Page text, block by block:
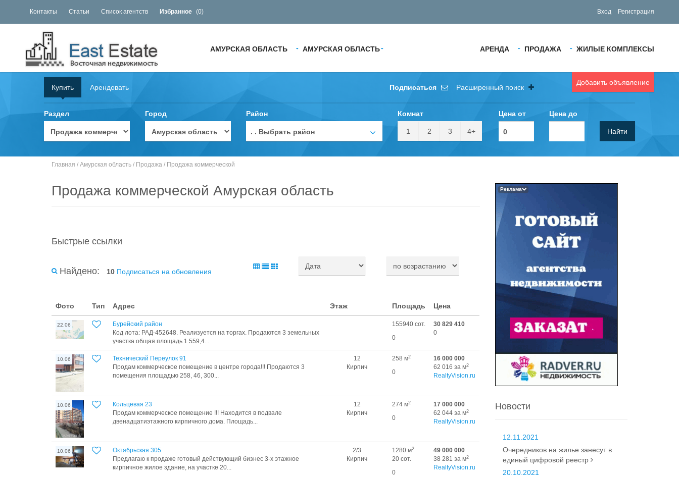
Контакты Статьи Список агентств Избранное (0) Вход Регистрация
АРЕНДА ПРОДАЖА ЖИЛЫЕ КОМПЛЕКСЫ
АМУРСКАЯ ОБЛАСТЬ АМУРСКАЯ ОБЛАСТЬ
Добавить объявление
Купить Арендовать Подписаться Расширенный поиск
Раздел Город Район
. . Выбрать район
Комнат
1 2 3 4+
Цена от Цена до
Найти
Главная / Амурская область / Продажа / Продажа коммерческой
Продажа коммерческой Амурская область
Быстрые ссылки
Найдено: 10 Подписаться на обновления
Фото Тип Адрес Этаж Площадь Цена
22.06
Бурейский район
Код лота: РАД-452648. Реализуется на торгах. Продаются 3 земельных
участка общая площадь 1 559,4...
155940 сот.
0
30 829 410
0
10.06
Технический Переулок 91
Продам коммерческое помещение в центре города!!! Продаются 3
помещения площадью 258, 46, 300...
12
Кирпич
258 м2
0
16 000 000
62 016 за м2
RealtyVision.ru
10.06
Кольцевая 23
Продам коммерческое помещение !!! Находится в подвале
двенадцатиэтажного кирпичного дома. Площадь...
12
Кирпич
274 м2
0
17 000 000
62 044 за м2
RealtyVision.ru
10.06
Октябрьская 305
Предлагаю к продаже готовый действующий бизнес 3-x этажное
кирпичное жилое здание, на участке 20...
2/3
Кирпич
1280 м2
20 сот.
0
49 000 000
38 281 за м2
RealtyVision.ru
Реклама
Новости
12.11.2021
Очередников на жилье занесут в
единый цифровой реестр
20.10.2021